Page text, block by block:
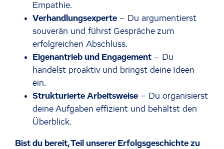
Empathie.
Verhandlungsexperte – Du argumentierst
souverän und führst Gespräche zum
erfolgreichen Abschluss.
Eigenantrieb und Engagement – Du
handelst proaktiv und bringst deine Ideen
ein.
Strukturierte Arbeitsweise – Du organisierst
deine Aufgaben effizient und behältst den
Überblick.
Bist du bereit, Teil unserer Erfolgsgeschichte zu